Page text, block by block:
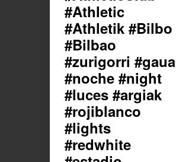
#Athletic
#Athletik #Bilbo
#Bilbao
#zurigorri #gaua
#noche #night
#luces #argiak
#rojiblanco
#lights
#redwhite